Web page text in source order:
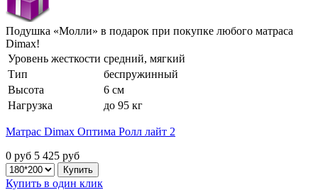
Подушка «Молли» в подарок при покупке любого матраса
Dimax!
Уровень жесткости средний, мягкий
Тип
беспружинный
Высота
6 см
Нагрузка
до 95 кг
Матрас Dimax Оптима Ролл лайт 2
0 руб 5 425 руб
Купить в один клик